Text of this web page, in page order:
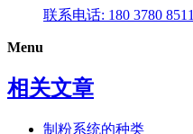
联系电话: 180 3780 8511
Menu
相关文章
制粉系统的种类